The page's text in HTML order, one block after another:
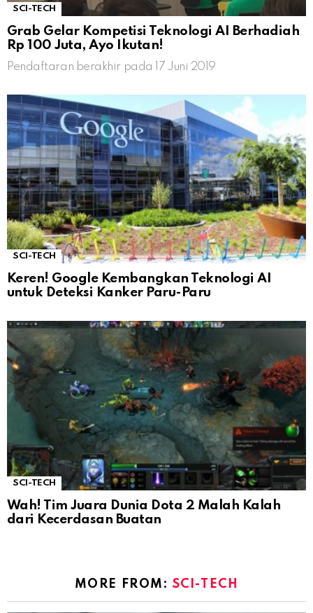
SCI-TECH
Grab Gelar Kompetisi Teknologi AI Berhadiah
Rp 100 Juta, Ayo Ikutan!
Pendaftaran berakhir pada 17 Juni 2019
SCI-TECH
Keren! Google Kembangkan Teknologi AI
untuk Deteksi Kanker Paru-Paru
SCI-TECH
Wah! Tim Juara Dunia Dota 2 Malah Kalah
dari Kecerdasan Buatan
MORE FROM: SCI-TECH